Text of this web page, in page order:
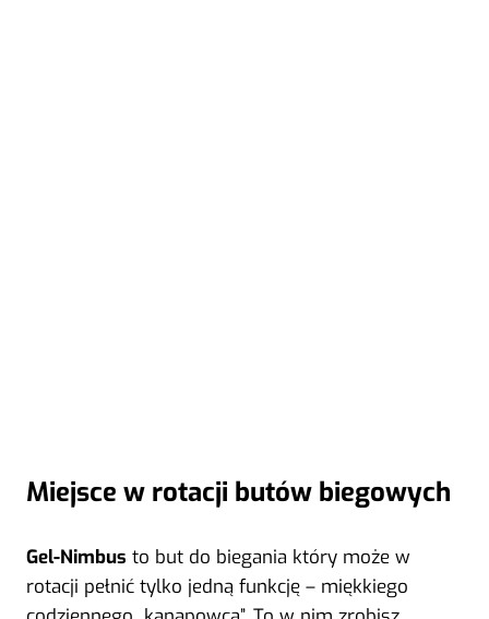
Miejsce w rotacji butów biegowych
Gel-Nimbus to but do biegania który może w
rotacji pełnić tylko jedną funkcję – miękkiego